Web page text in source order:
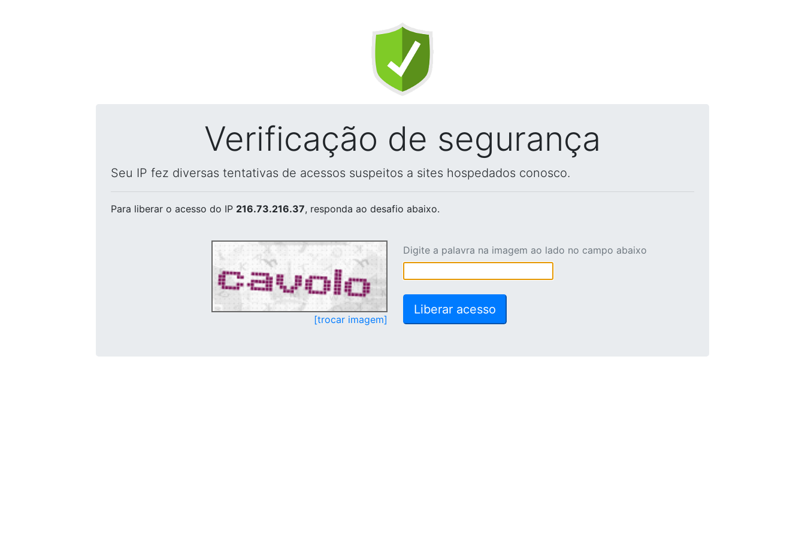
Verificação de segurança
Seu IP fez diversas tentativas de acessos suspeitos a sites hospedados conosco.
Para liberar o acesso do IP 216.73.216.37, responda ao desafio abaixo.
[trocar imagem]
Digite a palavra na imagem ao lado no campo abaixo